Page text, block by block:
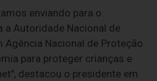
enviando para o
Autoridade Nacional de
Agência Nacional de Proteção
para proteger crianças e
destacou o presidente em